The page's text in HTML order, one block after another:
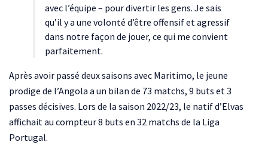
avec l’équipe – pour divertir les gens. Je sais
qu’il y a une volonté d’être offensif et agressif
dans notre façon de jouer, ce qui me convient
parfaitement.
Après avoir passé deux saisons avec Maritimo, le jeune
prodige de l’Angola a un bilan de 73 matchs, 9 buts et 3
passes décisives. Lors de la saison 2022/23, le natif d’Elvas
affichait au compteur 8 buts en 32 matchs de la Liga
Portugal.